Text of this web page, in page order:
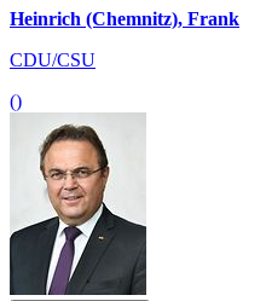
Heinrich (Chemnitz), Frank
CDU/CSU
()